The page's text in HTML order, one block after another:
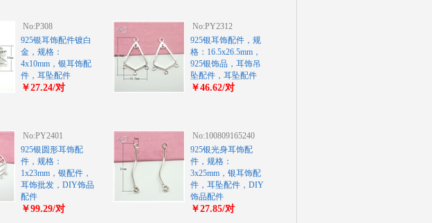
No:P308
925银耳饰配件镀白
金，规格：
4x10mm，银耳饰配
件，耳坠配件
￥27.24/对
No:PY2312
925银耳饰配件，规
格：16.5x26.5mm，
925银饰品，耳饰吊
坠配件，耳坠配件
￥46.62/对
No:PY2401
925银圆形耳饰配
件，规格：
1x23mm，银配件，
耳饰批发，DIY饰品
配件
￥99.29/对
No:100809165240
925银光身耳饰配
件，规格：
3x25mm，银耳饰配
件，耳坠配件，DIY
饰品配件
￥27.85/对